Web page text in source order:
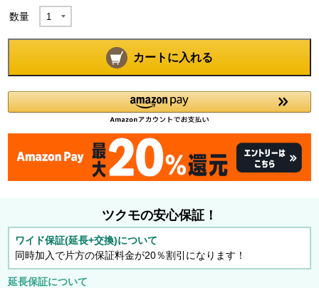
数量
カートに入れる
ツクモの安心保証！
ワイド保証(延長+交換)について
同時加入で片方の保証料金が20％割引になります！
延長保証について